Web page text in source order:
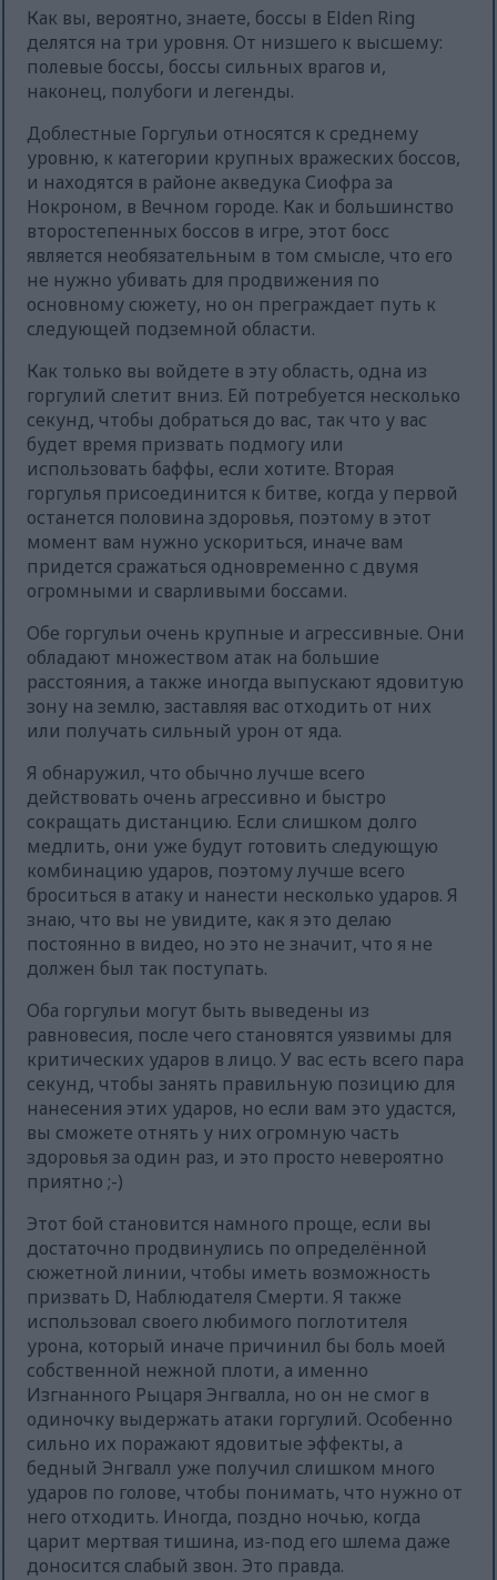
Как вы, вероятно, знаете, боссы в Elden Ring
делятся на три уровня. От низшего к высшему:
полевые боссы, боссы сильных врагов и,
наконец, полубоги и легенды.
Доблестные Горгульи относятся к среднему
уровню, к категории крупных вражеских боссов,
и находятся в районе акведука Сиофра за
Нокроном, в Вечном городе. Как и большинство
второстепенных боссов в игре, этот босс
является необязательным в том смысле, что его
не нужно убивать для продвижения по
основному сюжету, но он преграждает путь к
следующей подземной области.
Как только вы войдете в эту область, одна из
горгулий слетит вниз. Ей потребуется несколько
секунд, чтобы добраться до вас, так что у вас
будет время призвать подмогу или
использовать баффы, если хотите. Вторая
горгулья присоединится к битве, когда у первой
останется половина здоровья, поэтому в этот
момент вам нужно ускориться, иначе вам
придется сражаться одновременно с двумя
огромными и сварливыми боссами.
Обе горгульи очень крупные и агрессивные. Они
обладают множеством атак на большие
расстояния, а также иногда выпускают ядовитую
зону на землю, заставляя вас отходить от них
или получать сильный урон от яда.
Я обнаружил, что обычно лучше всего
действовать очень агрессивно и быстро
сокращать дистанцию. Если слишком долго
медлить, они уже будут готовить следующую
комбинацию ударов, поэтому лучше всего
броситься в атаку и нанести несколько ударов. Я
знаю, что вы не увидите, как я это делаю
постоянно в видео, но это не значит, что я не
должен был так поступать.
Оба горгульи могут быть выведены из
равновесия, после чего становятся уязвимы для
критических ударов в лицо. У вас есть всего пара
секунд, чтобы занять правильную позицию для
нанесения этих ударов, но если вам это удастся,
вы сможете отнять у них огромную часть
здоровья за один раз, и это просто невероятно
приятно ;-)
Этот бой становится намного проще, если вы
достаточно продвинулись по определённой
сюжетной линии, чтобы иметь возможность
призвать D, Наблюдателя Смерти. Я также
использовал своего любимого поглотителя
урона, который иначе причинил бы боль моей
собственной нежной плоти, а именно
Изгнанного Рыцаря Энгвалла, но он не смог в
одиночку выдержать атаки горгулий. Особенно
сильно их поражают ядовитые эффекты, а
бедный Энгвалл уже получил слишком много
ударов по голове, чтобы понимать, что нужно от
него отходить. Иногда, поздно ночью, когда
царит мертвая тишина, из-под его шлема даже
доносится слабый звон. Это правда.